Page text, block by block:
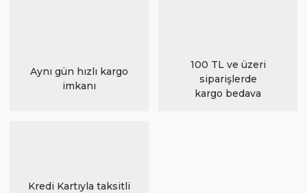
Aynı gün hızlı kargo
imkanı
100 TL ve üzeri
siparişlerde
kargo bedava
Kredi Kartıyla taksitli